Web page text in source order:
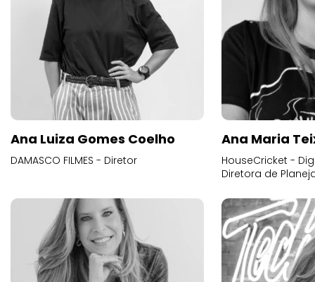
Ana Luiza Gomes Coelho
DAMASCO FILMES - Diretor
Ana Maria
HouseCricket -
Diretora de